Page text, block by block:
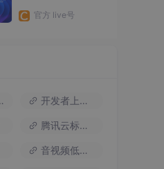
官方 live号
开发者上云包
腾讯云标杆案例
音视频低代码